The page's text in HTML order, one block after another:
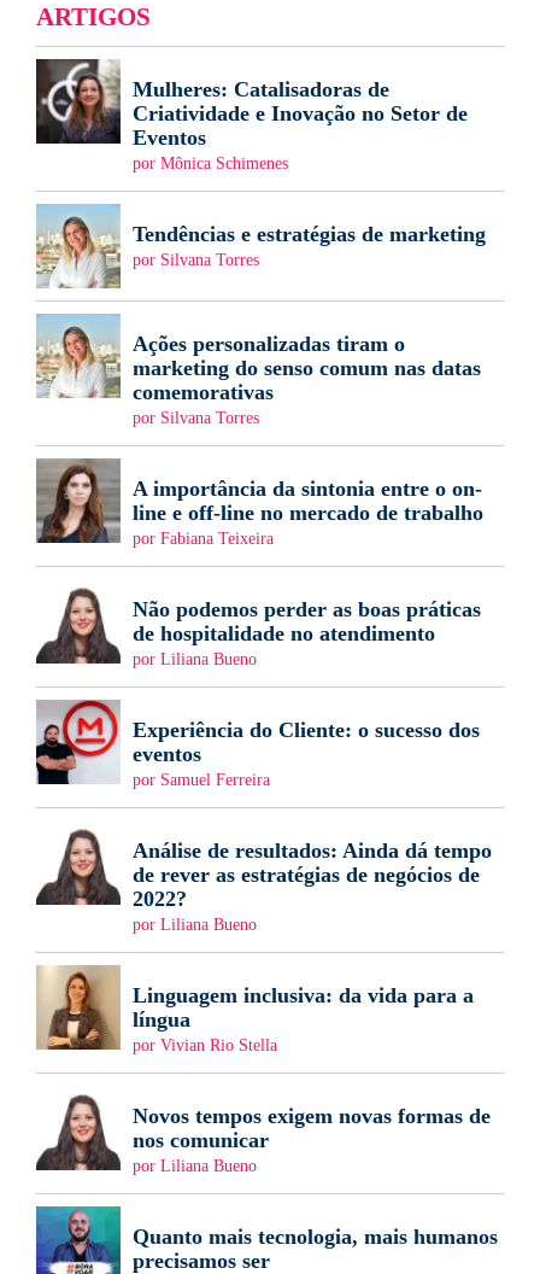
ARTIGOS
Mulheres: Catalisadoras de
Criatividade e Inovação no Setor de
Eventos
por Mônica Schimenes
Tendências e estratégias de marketing
por Silvana Torres
Ações personalizadas tiram o
marketing do senso comum nas datas
comemorativas
por Silvana Torres
A importância da sintonia entre o on-
line e off-line no mercado de trabalho
por Fabiana Teixeira
Não podemos perder as boas práticas
de hospitalidade no atendimento
por Liliana Bueno
Experiência do Cliente: o sucesso dos
eventos
por Samuel Ferreira
Análise de resultados: Ainda dá tempo
de rever as estratégias de negócios de
2022?
por Liliana Bueno
Linguagem inclusiva: da vida para a
língua
por Vivian Rio Stella
Novos tempos exigem novas formas de
nos comunicar
por Liliana Bueno
Quanto mais tecnologia, mais humanos
precisamos ser